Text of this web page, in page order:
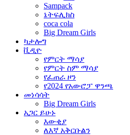
Sampack
ኔትፍሊክስ
coca cola
Big Dream Girls
ካታሎግ
ቪዲዮ
የምርት ማሳያ
የምርት ስም ማሳያ
የፈጠራ ዞን
የ2024 የአውሮፓ ዋንጫ
መነሳሳት
Big Dream Girls
አጋር ይሁኑ
እውቂያ
ለእኛ አቅርቡልን